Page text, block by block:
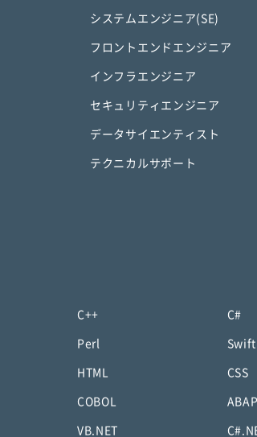
システムエンジニア(SE)
フロントエンドエンジニア
インフラエンジニア
セキュリティエンジニア
データサイエンティスト
テクニカルサポート
C++ C#
Perl Swift
HTML CSS
COBOL
VB.NET